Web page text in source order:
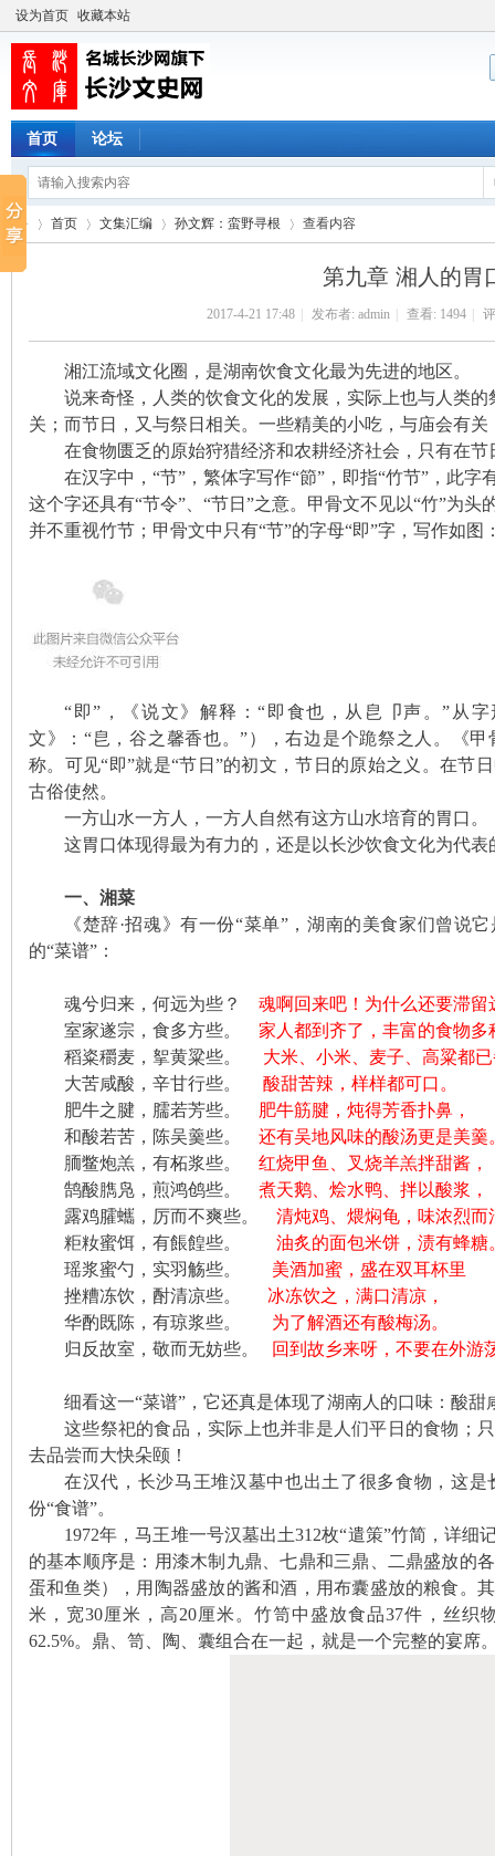
设为首页 收藏本站
首页 论坛
首页 文集汇编 孙文辉：蛮野寻根
›
查看内容
第九章 湘人的胃
2017-4-21 17:48 发布者: admin 查看: 1494
湘江流域文化圈，是湖南饮食文化最为先进的地区。
说来奇怪，人类的饮食文化的发展，实际上也与人类
关；而节日，又与祭日相关。一些精美的小吃，与庙会有
在食物匮乏的原始狩猎经济和农耕经济社会，只有在
在汉字中，“节”，繁体字写作“節”，即指“竹节”，此
这个字还具有“节令”、“节日”之意。甲骨文不见以“竹”为头
并不重视竹节；甲骨文中只有“节”的字母“即”字，写作如图
“即”，《说文》解释：“即食也，从皀卩声。”从
文》：“皀，谷之馨香也。”），右边是个跪祭之人。《
称。可见“即”就是“节日”的初文，节日的原始之义。在节
古俗使然。
一方山水一方人，一方人自然有这方山水培育的胃口。
这胃口体现得最为有力的，还是以长沙饮食文化为代表
一、湘菜
《楚辞·招魂》有一份“菜单”，湖南的美食家们曾说
的“菜谱”：
魂兮归来，何远为些？
魂啊回来吧！为什么还要滞留
室家遂宗，食多方些。
家人都到齐了，丰富的食物多
稻粢穱麦，挐黄粱些。
大米、小米、麦子、高粱都
大苦咸酸，辛甘行些。
酸甜苦辣，样样都可口。
肥牛之腱，臑若芳些。
肥牛筋腱，炖得芳香扑鼻，
和酸若苦，陈吴羹些。
还有吴地风味的酸汤更是美羹
胹鳖炮羔，有柘浆些。
红烧甲鱼、叉烧羊羔拌甜酱，
鹄酸臇凫，煎鸿鸧些。
煮天鹅、烩水鸭、拌以酸浆，
露鸡臛蠵，厉而不爽些。
清炖鸡、煨焖龟，味浓烈而
粔籹蜜饵，有餦餭些。
油炙的面包米饼，渍有蜂糖
瑶浆蜜勺，实羽觞些。
美酒加蜜，盛在双耳杯里
挫糟冻饮，酎清凉些。
冰冻饮之，满口清凉，
华酌既陈，有琼浆些。
为了解酒还有酸梅汤。
归反故室，敬而无妨些。
回到故乡来呀，不要在外游
细看这一“菜谱”，它还真是体现了湖南人的口味：酸
这些祭祀的食品，实际上也并非是人们平日的食物；
去品尝而大快朵颐！
在汉代，长沙马王堆汉墓中也出土了很多食物，这
份“食谱”。
1972年，马王堆一号汉墓出土312枚“遣策”竹简，详细
的基本顺序是：用漆木制九鼎、七鼎和三鼎、二鼎盛放的
蛋和鱼类），用陶器盛放的酱和酒，用布囊盛放的粮食。
米，宽30厘米，高20厘米。竹笥中盛放食品37件，丝织
62.5%。鼎、笥、陶、囊组合在一起，就是一个完整的宴席